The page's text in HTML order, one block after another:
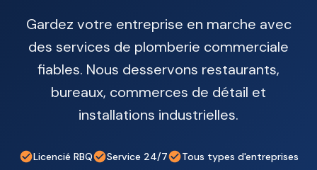
Gardez votre entreprise en marche avec
des services de plomberie commerciale
fiables. Nous desservons restaurants,
bureaux, commerces de détail et
installations industrielles.
Licencié RBQ Service 24/7 Tous types d'entreprises